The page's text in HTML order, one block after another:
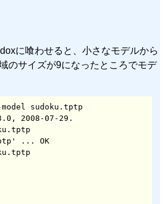
に喰わせると、小さなモデルから
のサイズが9になったところでモデ
sudoku.tptp
2008-07-29.
... OK